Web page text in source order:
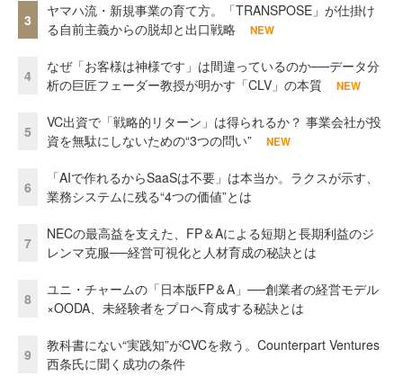
3
ヤマハ流・新規事業の育て方。「TRANSPOSE」が仕掛け
る自前主義からの脱却と出口戦略
NEW
4
なぜ「お客様は神様です」は間違っているのか──データ分
析の巨匠フェーダー教授が明かす「CLV」の本質
NEW
5
VC出資で「戦略的リターン」は得られるか？ 事業会社が投
資を無駄にしないための“3つの問い”
NEW
6
「AIで作れるからSaaSは不要」は本当か。ラクスが示す、
業務システムに残る“4つの価値”とは
7
NECの最高益を支えた、FP＆Aによる短期と長期利益のジ
レンマ克服──経営可視化と人材育成の秘訣とは
8
ユニ・チャームの「日本版FP＆A」──創業者の経営モデル
×OODA、未経験者をプロへ育成する秘訣とは
9
教科書にない“実践知”がCVCを救う。Counterpart Ventures
西条氏に聞く成功の条件